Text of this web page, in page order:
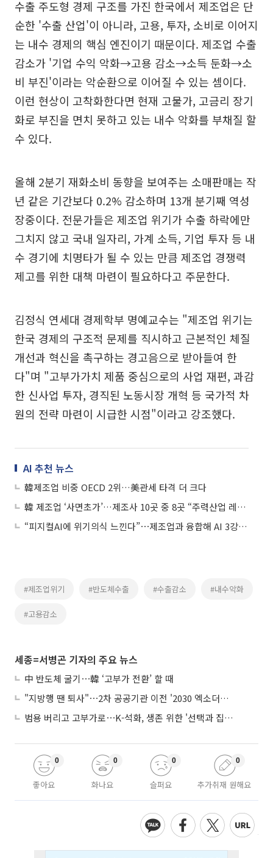
수출 주도형 경제 구조를 가진 한국에서 제조업은 단
순한 '수출 산업'이 아니라, 고용, 투자, 소비로 이어지
는 내수 경제의 핵심 엔진이기 때문이다. 제조업 수출
감소가 '기업 수익 악화→고용 감소→소득 둔화→소
비 부진'이라는 악순환으로 이어질 수 있는 셈이다.
이런 현상이 고착화한다면 현재 고물가, 고금리 장기
화로 부진을 면치 못하고 있는 내수 악화를 부채질 할
수 있다.
올해 2분기 재화소비 동향을 보여주는 소매판매는 작
년 같은 기간보다 0.2% 감소하며 13개 분기째 역성
장중이다. 전문가들은 제조업 위기가 수출 하락에만
그치지 않고 국내 일자리, 가계 소득, 기업 투자 등 내
수 경기에 치명타가 될 수 있는 만큼 제조업 경쟁력
제고를 위한 대책 마련이 필요하다고 주문한다.
김정식 연세대 경제학부 명예교수는 "제조업 위기는
한국 경제의 구조적 문제를 직시하고 근본적인 체질
개선과 혁신을 촉구하는 경고음으로 받아들여 한
다"며 "고부가가치 제품 중심으로의 사업 재편, 과감
한 신사업 투자, 경직된 노동시장 개혁 등 국가적 차
원의 전략 마련이 시급한 시점"이라고 강조했다.
AI 추천 뉴스
韓제조업 비중 OECD 2위…美관세 타격 더 크다
韓 제조업 ‘사면초가’…제조사 10곳 중 8곳 “주력산업 레드오션”
“피지컬AI에 위기의식 느낀다”⋯제조업과 융합해 AI 3강으로 도약
#제조업위기 #반도체수출 #수출감소 #내수악화
#고용감소
세종=서병곤 기자의 주요 뉴스
中 반도체 굴기⋯韓 ‘고부가 전환’ 할 때
"지방행 땐 퇴사"⋯2차 공공기관 이전 '2030 엑소더스' 뇌관
범용 버리고 고부가로⋯K-석화, 생존 위한 '선택과 집중'
좋아요
0
화나요
0
슬퍼요
0
추가취재 원해요
0